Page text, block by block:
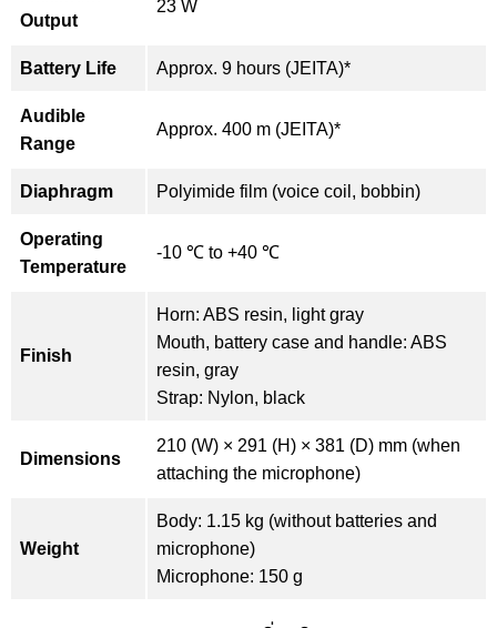
Output
23 W
Battery Life Approx. 9 hours (JEITA)*
Audible
Range
Approx. 400 m (JEITA)*
Diaphragm Polyimide film (voice coil, bobbin)
Operating
Temperature
-10 ℃ to +40 ℃
Finish
Horn: ABS resin, light gray
Mouth, battery case and handle: ABS
resin, gray
Strap: Nylon, black
Dimensions
210 (W) × 291 (H) × 381 (D) mm (when
attaching the microphone)
Weight
Body: 1.15 kg (without batteries and
microphone)
Microphone: 150 g